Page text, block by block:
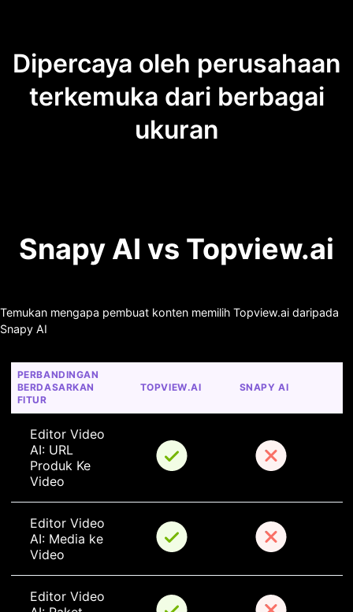
Dipercaya oleh perusahaan
terkemuka dari berbagai
ukuran
Snapy AI vs Topview.ai
Temukan mengapa pembuat konten memilih Topview.ai daripada
Snapy AI
PERBANDINGAN
BERDASARKAN
FITUR
TOPVIEW.AI SNAPY AI
Editor Video
AI: URL
Produk Ke
Video
Editor Video
AI: Media ke
Video
Editor Video